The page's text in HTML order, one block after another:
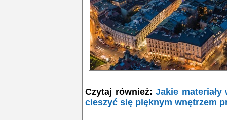
Czytaj również: Jakie
cieszyć się pięknym wnętrzem